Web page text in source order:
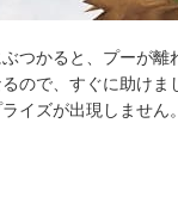
つかると、プーが
ので、すぐに助けま
イズが出現しません。